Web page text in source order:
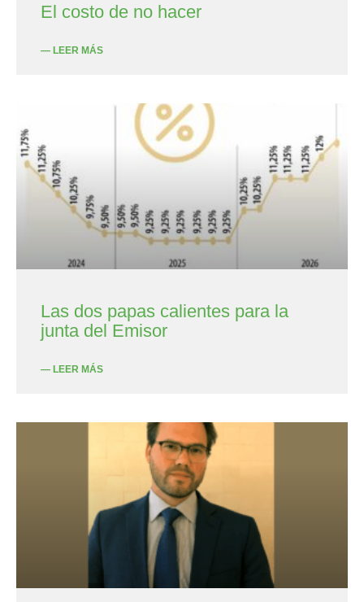
El costo de no hacer
— LEER MÁS
Las dos papas calientes para la
junta del Emisor
— LEER MÁS